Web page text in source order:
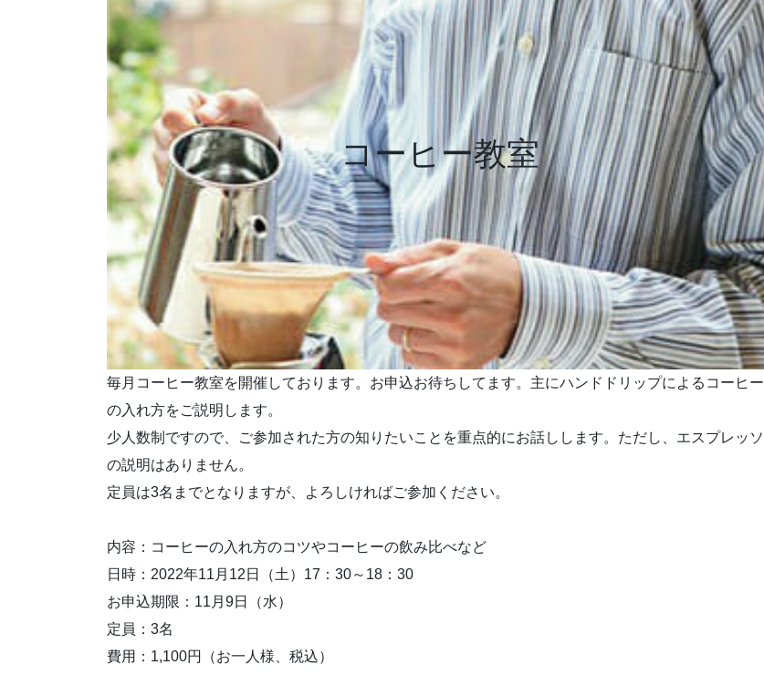
コーヒー教室
毎月コーヒー教室を開催しております。お申込お待ちしてます。主にハンドドリップによるコーヒー
の入れ方をご説明します。
少人数制ですので、ご参加された方の知りたいことを重点的にお話しします。ただし、エスプレッソ
の説明はありません。
定員は3名までとなりますが、よろしければご参加ください。
内容：コーヒーの入れ方のコツやコーヒーの飲み比べなど
日時：2022年11月12日（土）17：30～18：30
お申込期限：11月9日（水）
定員：3名
費用：1,100円（お一人様、税込）